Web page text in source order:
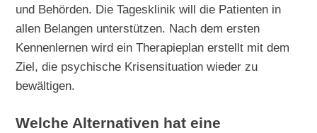
und Behörden. Die Tagesklinik will die Patienten in
allen Belangen unterstützen. Nach dem ersten
Kennenlernen wird ein Therapieplan erstellt mit dem
Ziel, die psychische Krisensituation wieder zu
bewältigen.
Welche Alternativen hat eine